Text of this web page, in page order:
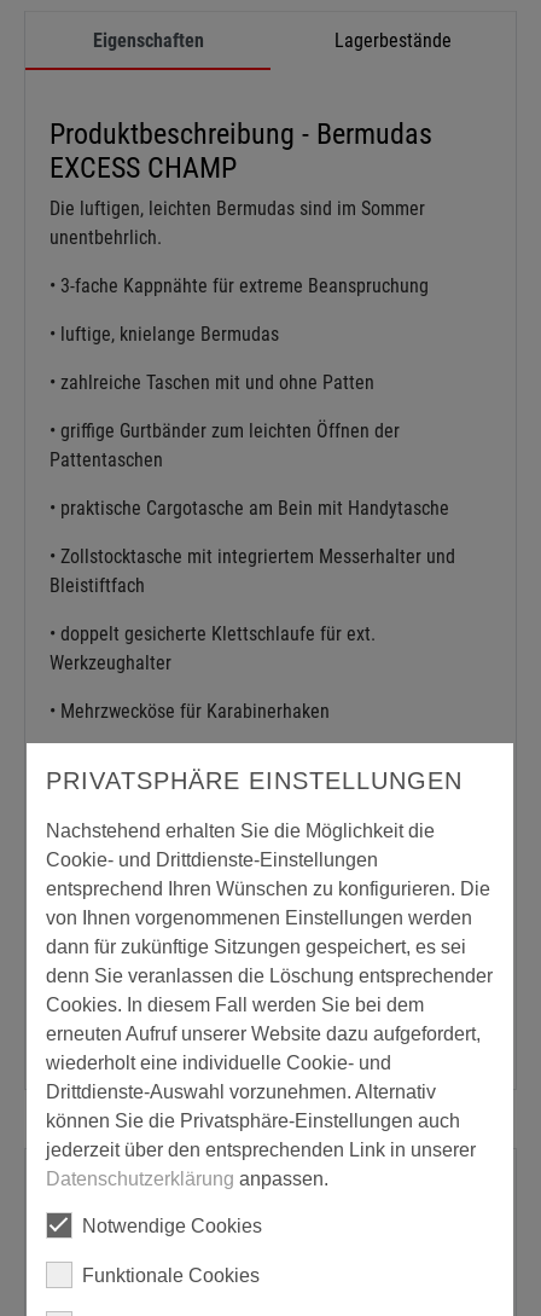
Eigenschaften Lagerbestände
Produktbeschreibung - Bermudas
EXCESS CHAMP
Die luftigen, leichten Bermudas sind im Sommer
unentbehrlich.
• 3-fache Kappnähte für extreme Beanspruchung
• luftige, knielange Bermudas
• zahlreiche Taschen mit und ohne Patten
• griffige Gurtbänder zum leichten Öffnen der
Pattentaschen
• praktische Cargotasche am Bein mit Handytasche
• Zollstocktasche mit integriertem Messerhalter und
Bleistiftfach
• doppelt gesicherte Klettschlaufe für ext.
Werkzeughalter
• Mehrzwecköse für Karabinerhaken
Material:
65 % Polyester, 35% Baumwolle
Holz
Farbe:
weiß/grau
Passende Produkte oder Zubehör
PRIVATSPHÄRE EINSTELLUNGEN
Nachstehend erhalten Sie die Möglichkeit die
Cookie- und Drittdienste-Einstellungen
entsprechend Ihren Wünschen zu konfigurieren. Die
von Ihnen vorgenommenen Einstellungen werden
dann für zukünftige Sitzungen gespeichert, es sei
denn Sie veranlassen die Löschung entsprechender
Cookies. In diesem Fall werden Sie bei dem
erneuten Aufruf unserer Website dazu aufgefordert,
wiederholt eine individuelle Cookie- und
Drittdienste-Auswahl vorzunehmen. Alternativ
können Sie die Privatsphäre-Einstellungen auch
jederzeit über den entsprechenden Link in unserer
Datenschutzerklärung anpassen.
Notwendige Cookies
Funktionale Cookies